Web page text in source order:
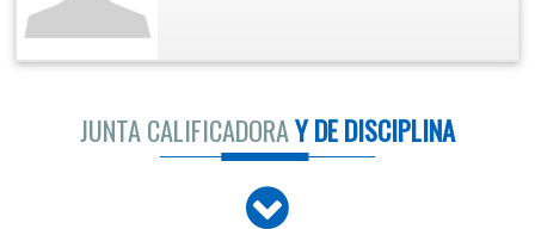
JUNTA CALIFICADORAY DE DISCIPLINA